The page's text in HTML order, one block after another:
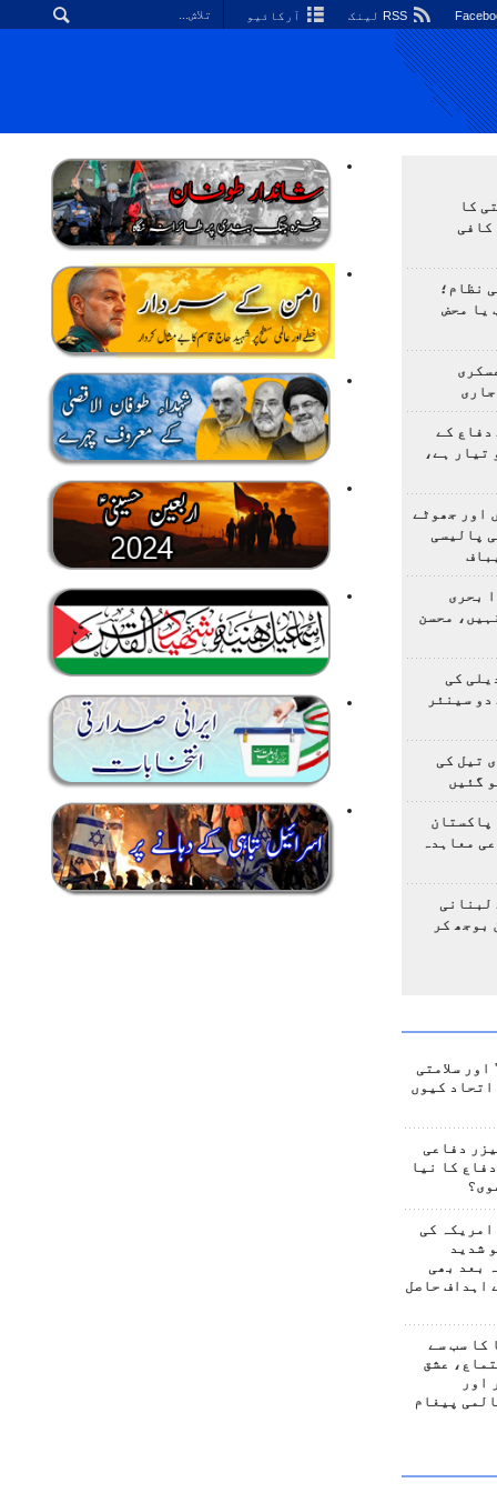
آرکائیو
کا
کافی
نظام؛
یا محض
دفاع کے
تیار ہے،
اور جھوٹے
پالیسی
بحری
محسن
کی
سینئر
تیل کی
گئیں
پاکستان
معاہدہ
لبنانی
بوجھ کر
سلامتی
اتحاد کیوں
دفاعی
کا نیا
امریکہ کی
شدید
بعد بھی
اہداف حاصل
کا سب سے
عشق
اور
پیغام